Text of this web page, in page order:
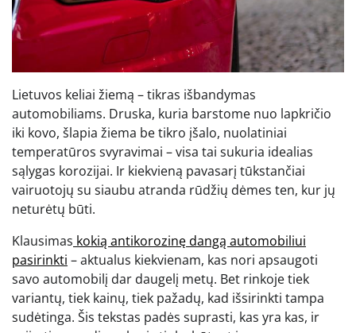
Lietuvos keliai žiemą – tikras išbandymas
automobiliams. Druska, kuria barstome nuo lapkričio
iki kovo, šlapia žiema be tikro įšalo, nuolatiniai
temperatūros svyravimai – visa tai sukuria idealias
sąlygas korozijai. Ir kiekvieną pavasarį tūkstančiai
vairuotojų su siaubu atranda rūdžių dėmes ten, kur jų
neturėtų būti.
Klausimas kokią antikorozinę dangą automobiliui
pasirinkti – aktualus kiekvienam, kas nori apsaugoti
savo automobilį dar daugelį metų. Bet rinkoje tiek
variantų, tiek kainų, tiek pažadų, kad išsirinkti tampa
sudėtinga. Šis tekstas padės suprasti, kas yra kas, ir